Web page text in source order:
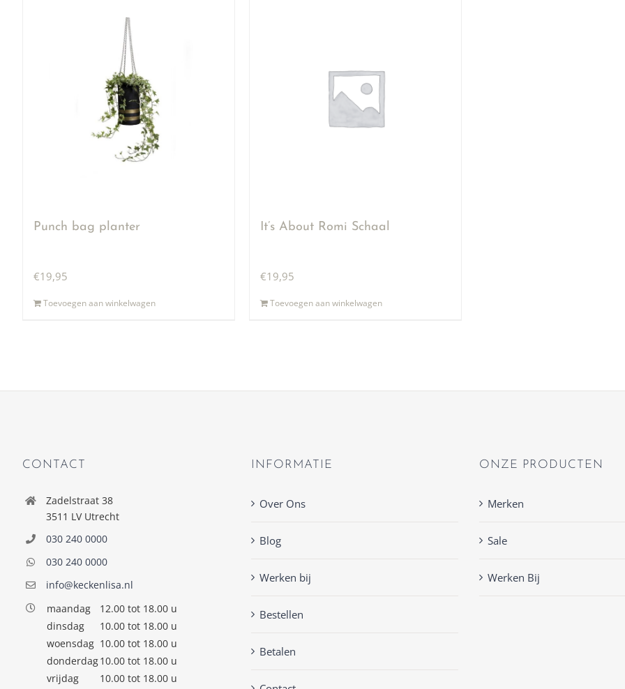
Punch bag planter
€19,95
Toevoegen aan winkelwagen
It’s About Romi Schaal
€19,95
Toevoegen aan winkelwagen
CONTACT
Zadelstraat 38
3511 LV Utrecht
030 240 0000
030 240 0000
info@keckenlisa.nl
maandag
12.00 tot 18.00 u
dinsdag
10.00 tot 18.00 u
woensdag 10.00 tot 18.00 u
donderdag10.00 tot 18.00 u
vrijdag
10.00 tot 18.00 u
INFORMATIE
Over Ons
Blog
Werken bij
Bestellen
Betalen
ONZE PRODUCTEN
Merken
Sale
Werken Bij